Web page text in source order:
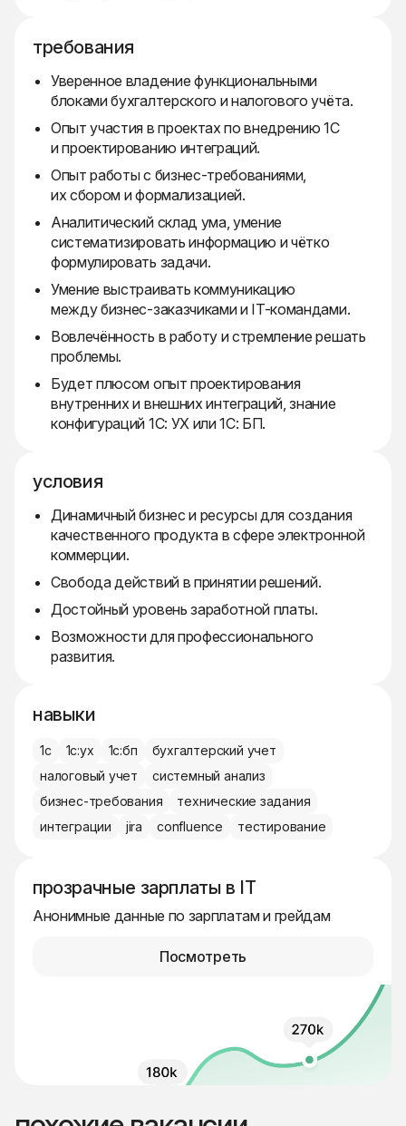
требования
Уверенное владение функциональными
блоками бухгалтерского и налогового учёта.
Опыт участия в проектах по внедрению 1С
и проектированию интеграций.
Опыт работы с бизнес-требованиями,
их сбором и формализацией.
Аналитический склад ума, умение
систематизировать информацию и чётко
формулировать задачи.
Умение выстраивать коммуникацию
между бизнес-заказчиками и IT-командами.
Вовлечённость в работу и стремление решать
проблемы.
Будет плюсом опыт проектирования
внутренних и внешних интеграций, знание
конфигураций 1С: УХ или 1С: БП.
условия
Динамичный бизнес и ресурсы для создания
качественного продукта в сфере электронной
коммерции.
Свобода действий в принятии решений.
Достойный уровень заработной платы.
Возможности для профессионального
развития.
навыки
1с 1с:ух 1с:бп
бухгалтерский учет
налоговый учет
системный анализ
бизнес-требования
технические задания
интеграции
jira confluence тестирование
прозрачные зарплаты в IT
Анонимные данные по зарплатам и грейдам
Посмотреть